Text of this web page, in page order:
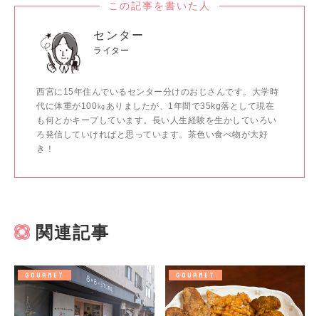
この記事を書いた人
センター
ライター
西宮に15年住んでいるセンター分けのおじさんです。大学時
代に体重が100㎏ありましたが、1年間で35kg落として現在
も何とかキープしています。長い人生経験を生かしていろい
ろ発信していければと思っています。茶色い食べ物が大好
き！
関連記事
GOURMET GOURMET